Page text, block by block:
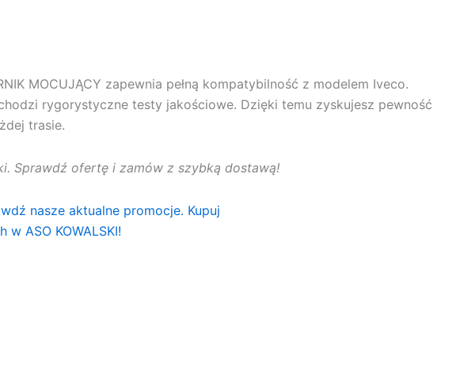
MOCUJĄCY zapewnia pełną kompatybilność z modelem Iveco.
rygorystyczne testy jakościowe. Dzięki temu zyskujesz pewność
trasie.
Sprawdź ofertę i zamów z szybką dostawą!